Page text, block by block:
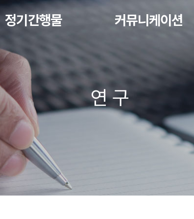
정기간행물 커뮤니케이션
연 구